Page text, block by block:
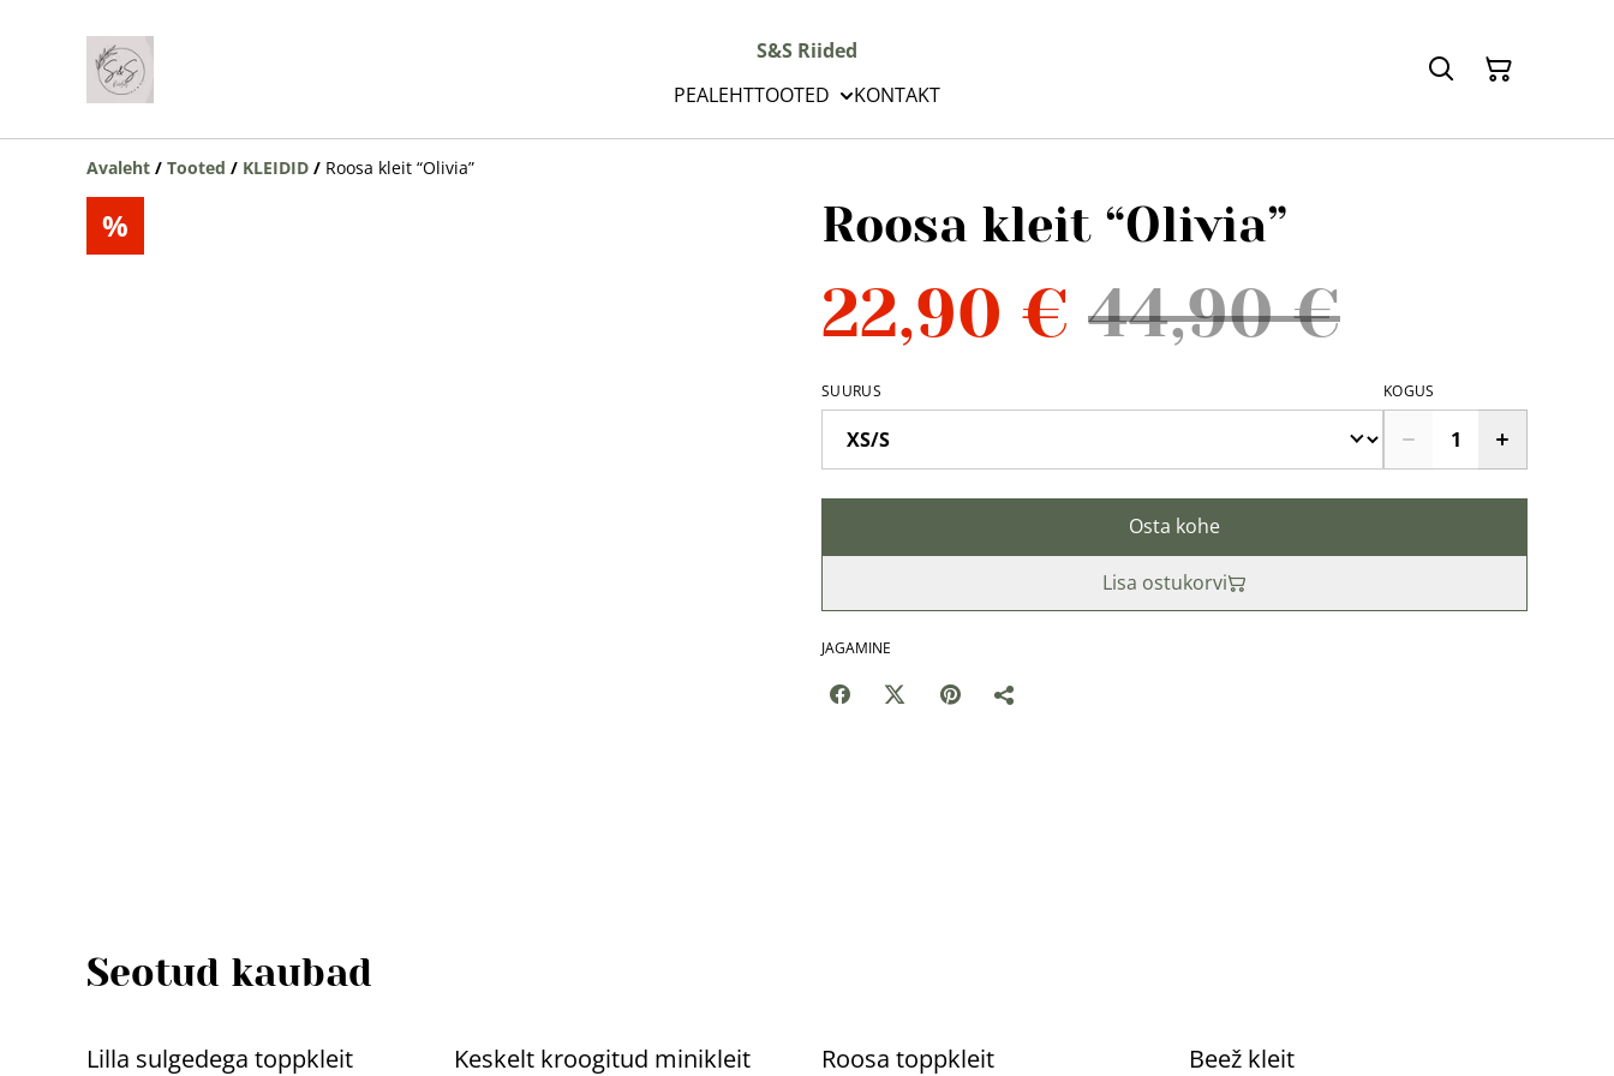
S&S Riided
PEALEHTTOOTED KONTAKT
Avaleht / Tooted / KLEIDID / Roosa kleit “Olivia”
% Roosa kleit “Olivia”
22,90 € 44,90 €
SUURUS KOGUS
Osta kohe
Lisa ostukorvi
JAGAMINE
Seotud kaubad
%
Lilla sulgedega toppkleit
%
Keskelt kroogitud minikleit %
Roosa toppkleit %
Beež kleit